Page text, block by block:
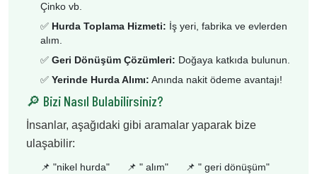
Çinko vb.
✅ Hurda Toplama Hizmeti: İş yeri, fabrika ve evlerden
alım.
✅ Geri Dönüşüm Çözümleri: Doğaya katkıda bulunun.
✅ Yerinde Hurda Alımı: Anında nakit ödeme avantajı!
🔎 Bizi Nasıl Bulabilirsiniz?
İnsanlar, aşağıdaki gibi aramalar yaparak bize
ulaşabilir:
📌 "nikel hurda" 📌 " alım" 📌 " geri dönüşüm"